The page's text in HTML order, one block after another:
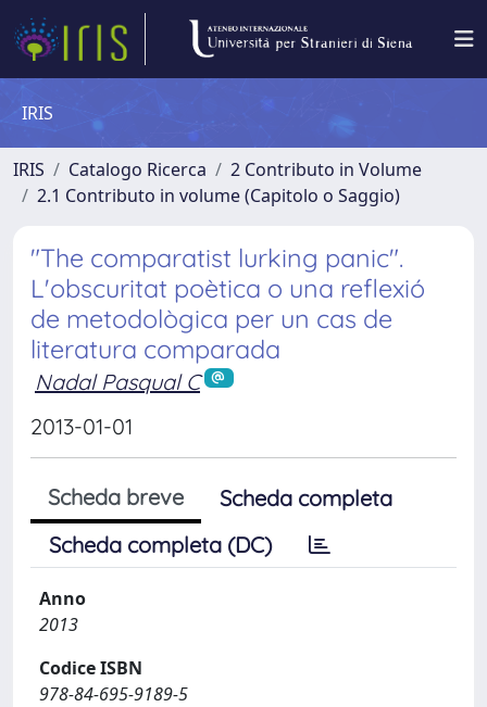
IRIS
IRIS Catalogo Ricerca
2 Contributo in Volume
2.1 Contributo in volume (Capitolo o Saggio)
"The comparatist lurking panic".
L'obscuritat poètica o una reflexió
de metodològica per un cas de
literatura comparada
Nadal Pasqual C
2013-01-01
Scheda breve
Scheda completa
Scheda completa (DC)
Anno
2013
Codice ISBN
978-84-695-9189-5